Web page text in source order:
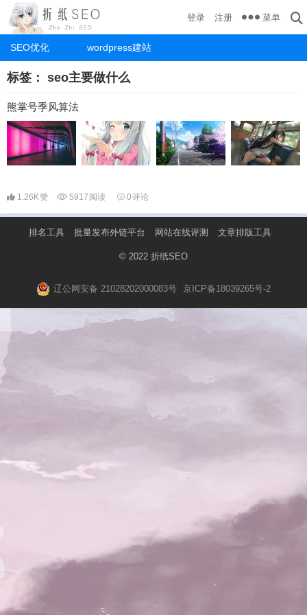
SEO优化 wordpress建站
登录 注册 菜单
标签： seo主要做什么
熊掌号季风算法
1.26K赞 5917 阅读 0评论
排名工具 批量发布外链平台 网站在线评测 文章排版工具
© 2022 折纸SEO
辽公网安备 21028202000083号 京ICP备18039265号-2